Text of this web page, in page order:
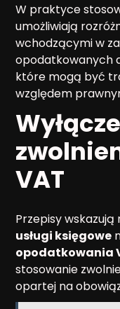
W praktyce
umożliwiają
wchodzącymi w
opodatkowanych
które mogą być
względem
VAT
Przepisy
usługi księgowe
opodatkowania
stosowanie
opartej na